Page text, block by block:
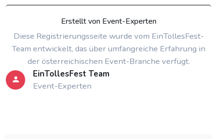
Erstellt von Event-Experten
Diese Registrierungsseite wurde vom EinTollesFest-
Team entwickelt, das über umfangreiche Erfahrung in
der österreichischen Event-Branche verfügt.
EinTollesFest Team
Event-Experten